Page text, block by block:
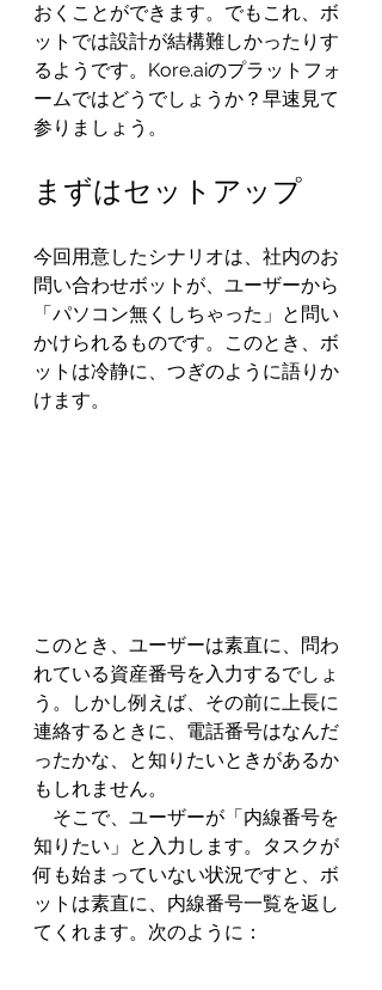
おくことができます。でもこれ、ボ
ットでは設計が結構難しかったりす
るようです。Kore.aiのプラットフォ
ームではどうでしょうか？早速見て
参りましょう。
まずはセットアップ
今回用意したシナリオは、社内のお
問い合わせボットが、ユーザーから
「パソコン無くしちゃった」と問い
かけられるものです。このとき、ボ
ットは冷静に、つぎのように語りか
けます。
このとき、ユーザーは素直に、問わ
れている資産番号を入力するでしょ
う。しかし例えば、その前に上長に
連絡するときに、電話番号はなんだ
ったかな、と知りたいときがあるか
もしれません。
そこで、ユーザーが「内線番号を
知りたい」と入力します。タスクが
何も始まっていない状況ですと、ボ
ットは素直に、内線番号一覧を返し
てくれます。次のように：